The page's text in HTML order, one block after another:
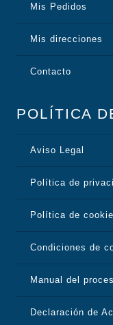
Mis Pedidos
Mis direcciones
Contacto
POLÍTICA
Aviso Legal
Política de
Política de
Condiciones de
Manual del
Declaración de